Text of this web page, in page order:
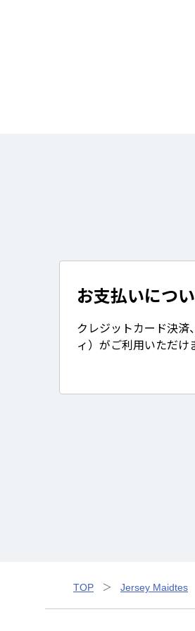
お支払いにつ
クレジットカード決済
ィ）がご利用いただけ
TOP Jersey Maidtes